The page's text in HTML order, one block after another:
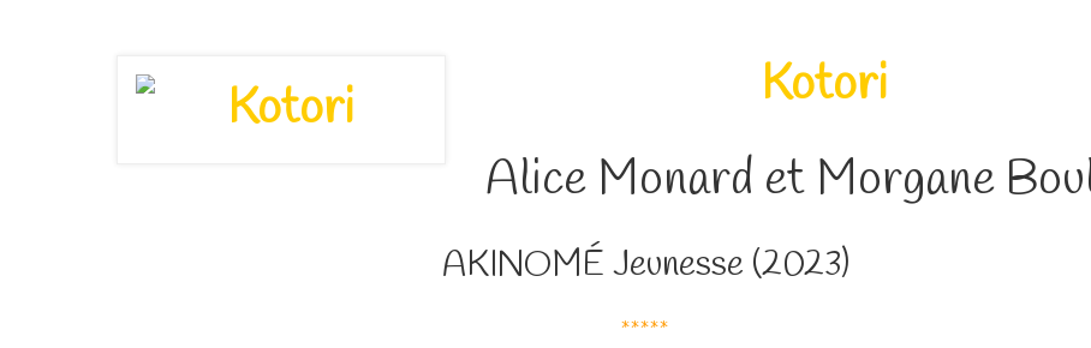
Kotori
Alice Monard et Morgane
AKINOMÉ Jeunesse (2023)
*****